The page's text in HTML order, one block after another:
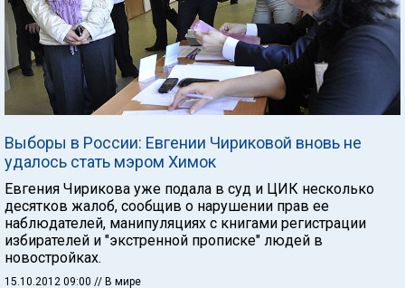
Выборы в России: Евгении Чириковой вновь не
удалось стать мэром Химок
Евгения Чирикова уже подала в суд и ЦИК несколько
десятков жалоб, сообщив о нарушении прав ее
наблюдателей, манипуляциях с книгами регистрации
избирателей и "экстренной прописке" людей в
новостройках.
15.10.2012 09:00 // В мире